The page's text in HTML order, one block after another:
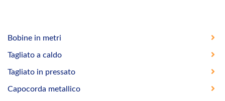
Bobine in metri
Tagliato a caldo
Tagliato in pressato
Capocorda metallico